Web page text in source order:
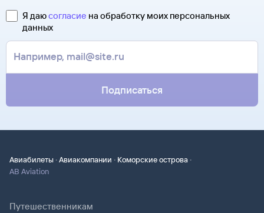
полете.
Туту.ру высылает маршрутную квитанцию по электронной
почте. Советуем распечатать ее и взять с собой в аэропорт.
Она может пригодиться на паспортном контроле
за границей, хотя для посадки в самолет вам понадобится
только паспорт.
свою ситуацию. С вами свяжутся наши специалисты.
В письме, которое вы получите после заказа, будут
контакты агентства-партнера, через которое оформлен
билет. Вы можете связаться с ним напрямую.
Я даюсогласие на обработку моих персональных
данных
Подписаться
Авиабилеты ·Авиакомпании · Коморские острова ·
AB Aviation
Путешественникам